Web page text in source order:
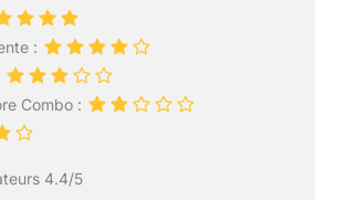
:
Combo :
4.4/5